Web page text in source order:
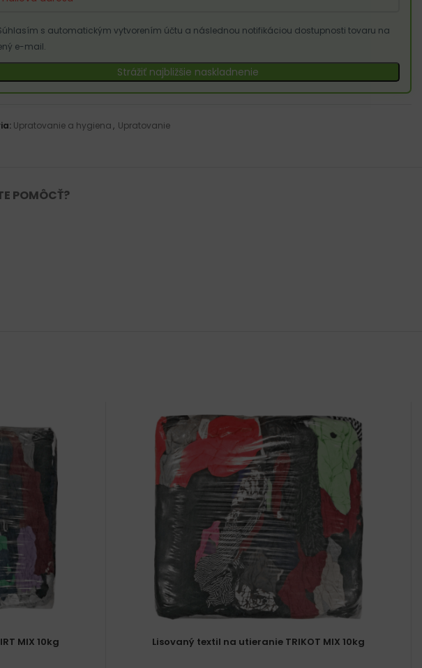
s automatickým vytvorením účtu a následnou notifikáciou dostupnosti tovaru na
e-mail.
Strážiť najbližšie naskladnenie
Upratovanie a hygiena , Upratovanie
POMÔCŤ?
MIX 10kg Lisovaný textil na utieranie TRIKOT MIX 10kg